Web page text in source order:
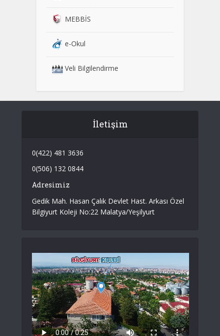
MEBBİS
e-Okul
Veli Bilgilendirme
İletişim
0(422) 481 3636
0(506) 132 0844
Adresimiz
Gedik Mah. Hasan Çalık Devlet Hast. Arkası Özel
Bilgiyurt Koleji No:22 Malatya/Yeşilyurt